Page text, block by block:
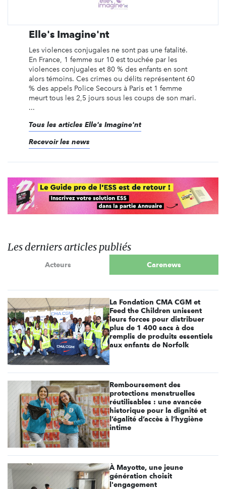
Elle's Imagine'nt
Les violences conjugales ne sont pas une fatalité.
En France, 1 femme sur 10 est touchée par les
violences conjugales et 80 % des enfants en sont
alors témoins. Ces crimes ou délits représentent 60
% des appels Police Secours à Paris et 1 femme
meurt tous les 2,5 jours sous les coups de son mari.
...
Tous les articles Elle's Imagine'nt
Recevoir les news
Les derniers articles publiés
Acteurs Carenews
La Fondation CMA CGM et
Feed the Children unissent
leurs forces pour distribuer
plus de 1 400 sacs à dos
remplis de produits essentiels
aux enfants de Norfolk
Remboursement des
protections menstruelles
réutilisables : une avancée
historique pour la dignité et
l’égalité d’accès à l’hygiène
intime
À Mayotte, une jeune
génération choisit
l'engagement